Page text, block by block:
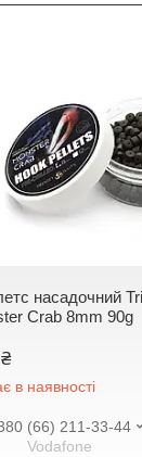
насадочний
Crab 8mm 90g
в наявності
(66) 211-33-44
Vodafone